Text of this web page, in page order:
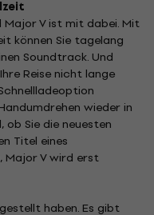
V ist mit dabei. Mit
können Sie tagelang
Soundtrack. Und
Reise nicht lange
wieder in
ob Sie die neuesten
Titel eines
Major V wird erst
haben. Es gibt